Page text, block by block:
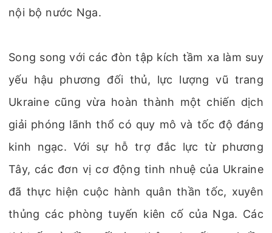
nội bộ nước Nga.
Song song với các đòn tập kích tầm xa làm suy
yếu hậu phương đối thủ, lực lượng vũ trang
Ukraine cũng vừa hoàn thành một chiến dịch
giải phóng lãnh thổ có quy mô và tốc độ đáng
kinh ngạc. Với sự hỗ trợ đắc lực từ phương
Tây, các đơn vị cơ động tinh nhuệ của Ukraine
đã thực hiện cuộc hành quân thần tốc, xuyên
thủng các phòng tuyến kiên cố của Nga. Các